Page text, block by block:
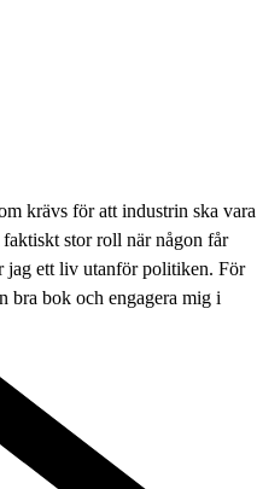
krävs för att industrin ska vara
stor roll när någon får
jag ett liv utanför politiken. För
bra bok och engagera mig i